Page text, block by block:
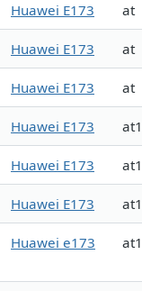
Huawei E173 at
Huawei E173 at
Huawei E173 at
Huawei E173
Huawei E173
Huawei E173
Huawei e173